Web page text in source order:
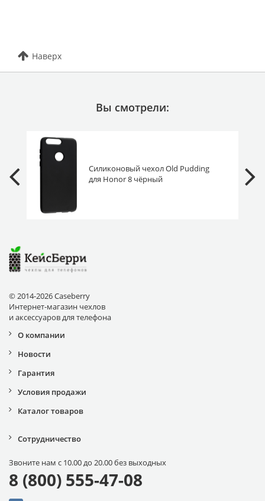
Наверх
Вы смотрели:
Силиконовый чехол Old Pudding
для Honor 8 чёрный
© 2014-2026 Caseberry
Интернет-магазин чехлов
и аксессуаров для телефона
О компании
Новости
Гарантия
Условия продажи
Каталог товаров
Сотрудничество
Звоните нам с 10.00 до 20.00 без выходных
8 (800) 555-47-08